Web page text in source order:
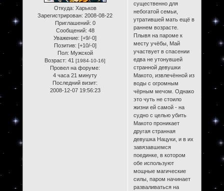
Откуда: Харьков
Зарегистрирован: 2008-08-22
Приглашений: 0
Сообщений: 48
Уважение: [+9/-0]
Позитив: [+10/-0]
Пол: Мужской
Возраст: 41[1984-10-16]
Провел на форуме:
4 часа 21 минуту
Последний визит:
2008-12-07 19:56:23
существенно для
небогатой семьи,
утратившей мать ещё в
раннем возрасте.
Плывя на пароме к
месту учёбы, Май
участвует в спасении
едва не утонувшей
странной девушки
Макото, извлечённой из
воды с огромным
чёрным мечом. Однако
это чуть не стоило
жизни ей самой - на
судно с целью убить
Макото проникает
другая странная
девушка Нацуки, и в их
завязавшемся
поединке, в котором
обе используют
мощные магические
силы, паром начинает
разваливаться на